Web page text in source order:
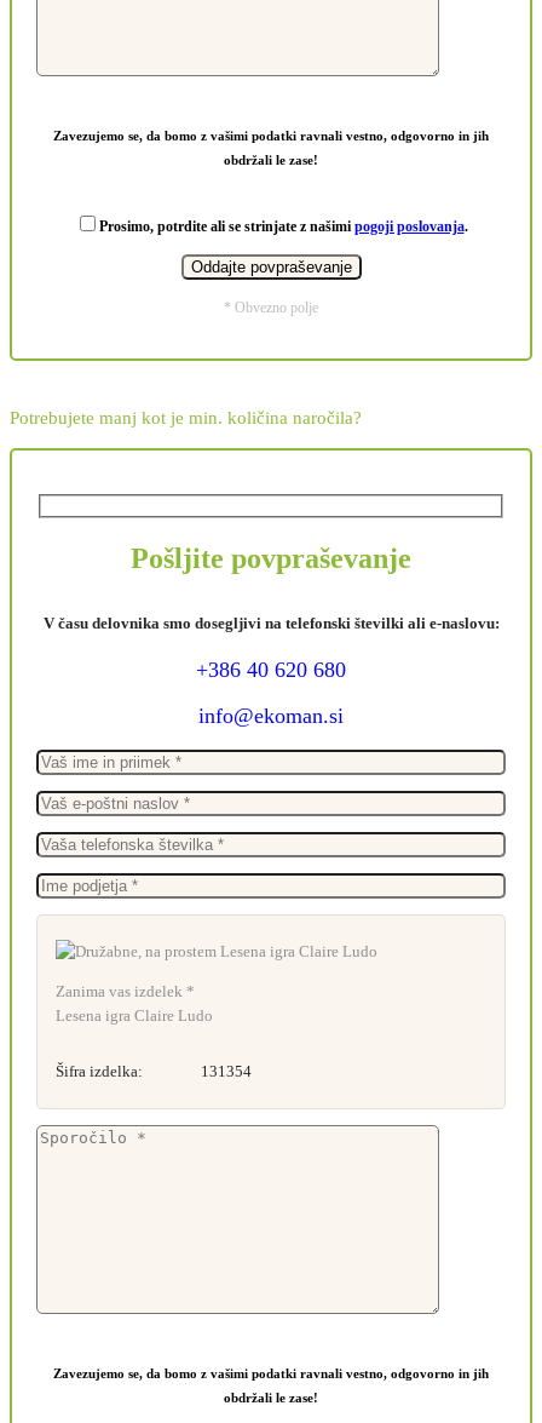
Zavezujemo se, da bomo z vašimi podatki ravnali vestno, odgovorno in jih
obdržali le zase!
Prosimo, potrdite ali se strinjate z našimi pogoji poslovanja.
* Obvezno polje
Potrebujete manj kot je min. količina naročila?
Pošljite povpraševanje
V času delovnika smo dosegljivi na telefonski številki ali e-naslovu:
+386 40 620 680
info@ekoman.si
Zanima vas izdelek *
Lesena igra Claire Ludo
Šifra izdelka: 131354
Zavezujemo se, da bomo z vašimi podatki ravnali vestno, odgovorno in jih
obdržali le zase!